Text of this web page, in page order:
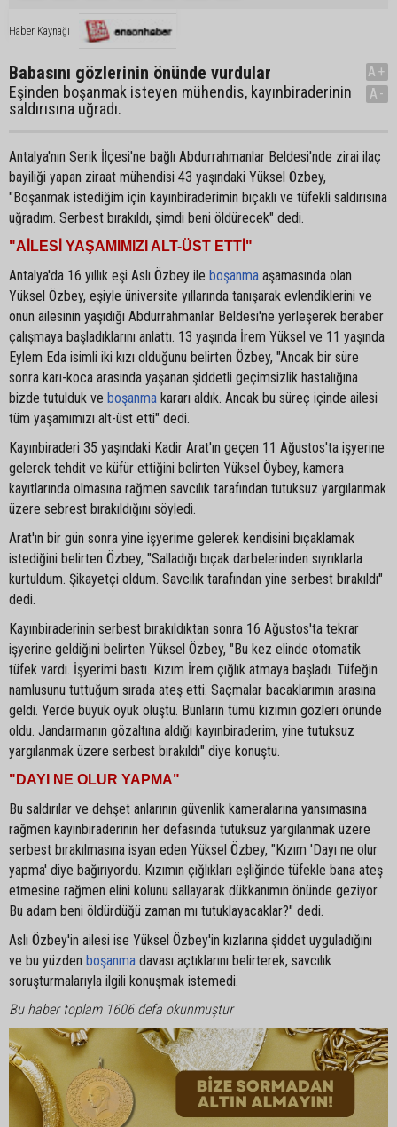
Haber Kaynağı
Babasını gözlerinin önünde vurdular
Eşinden boşanmak isteyen mühendis, kayınbiraderinin
saldırısına uğradı.
A+
A-
Antalya'nın Serik İlçesi'ne bağlı Abdurrahmanlar Beldesi'nde zirai ilaç
bayiliği yapan ziraat mühendisi 43 yaşındaki Yüksel Özbey,
"Boşanmak istediğim için kayınbiraderimin bıçaklı ve tüfekli saldırısına
uğradım. Serbest bırakıldı, şimdi beni öldürecek" dedi.
"AİLESİ YAŞAMIMIZI ALT-ÜST ETTİ"
Antalya'da 16 yıllık eşi Aslı Özbey ile boşanma aşamasında olan
Yüksel Özbey, eşiyle üniversite yıllarında tanışarak evlendiklerini ve
onun ailesinin yaşıdığı Abdurrahmanlar Beldesi'ne yerleşerek beraber
çalışmaya başladıklarını anlattı. 13 yaşında İrem Yüksel ve 11 yaşında
Eylem Eda isimli iki kızı olduğunu belirten Özbey, "Ancak bir süre
sonra karı-koca arasında yaşanan şiddetli geçimsizlik hastalığına
bizde tutulduk ve boşanma kararı aldık. Ancak bu süreç içinde ailesi
tüm yaşamımızı alt-üst etti" dedi.
Kayınbiraderi 35 yaşındaki Kadir Arat'ın geçen 11 Ağustos'ta işyerine
gelerek tehdit ve küfür ettiğini belirten Yüksel Öybey, kamera
kayıtlarında olmasına rağmen savcılık tarafından tutuksuz yargılanmak
üzere sebrest bırakıldığını söyledi.
Arat'ın bir gün sonra yine işyerime gelerek kendisini bıçaklamak
istediğini belirten Özbey, "Salladığı bıçak darbelerinden sıyrıklarla
kurtuldum. Şikayetçi oldum. Savcılık tarafından yine serbest bırakıldı"
dedi.
Kayınbiraderinin serbest bırakıldıktan sonra 16 Ağustos'ta tekrar
işyerine geldiğini belirten Yüksel Özbey, "Bu kez elinde otomatik
tüfek vardı. İşyerimi bastı. Kızım İrem çığlık atmaya başladı. Tüfeğin
namlusunu tuttuğum sırada ateş etti. Saçmalar bacaklarımın arasına
geldi. Yerde büyük oyuk oluştu. Bunların tümü kızımın gözleri önünde
oldu. Jandarmanın gözaltına aldığı kayınbiraderim, yine tutuksuz
yargılanmak üzere serbest bırakıldı" diye konuştu.
"DAYI NE OLUR YAPMA"
Bu saldırılar ve dehşet anlarının güvenlik kameralarına yansımasına
rağmen kayınbiraderinin her defasında tutuksuz yargılanmak üzere
serbest bırakılmasına isyan eden Yüksel Özbey, "Kızım 'Dayı ne olur
yapma' diye bağırıyordu. Kızımın çığlıkları eşliğinde tüfekle bana ateş
etmesine rağmen elini kolunu sallayarak dükkanımın önünde geziyor.
Bu adam beni öldürdüğü zaman mı tutuklayacaklar?" dedi.
Aslı Özbey'in ailesi ise Yüksel Özbey'in kızlarına şiddet uyguladığını
ve bu yüzden boşanma davası açtıklarını belirterek, savcılık
soruşturmalarıyla ilgili konuşmak istemedi.
Bu haber toplam 1606 defa okunmuştur